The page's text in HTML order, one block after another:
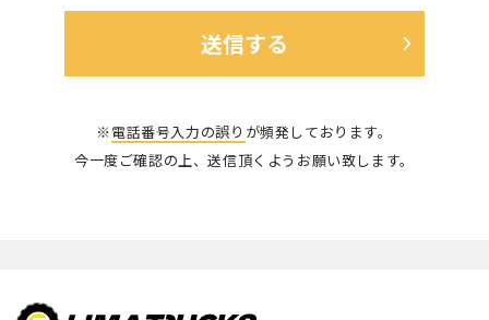
の個人を識別できる情報及び容貌，指紋，声紋にかかるデータ，及
別できる情報（個人識別情報）を指します。
当社は，ユーザーが利用登録をする際に氏名，生年月日，住所，電
話番号，メールアドレス，銀行口座番号，クレジットカード番号，
第3条（個人情報を収集・利用する目的）
※ 電話番号入力の誤り が頻発しております。
今一度ご確認の上、送信頂くようお願い致します。